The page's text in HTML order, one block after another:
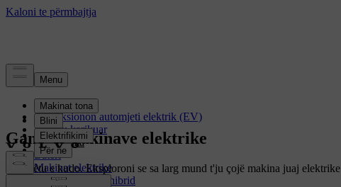
Elektrifikimi
Si funksionon automjeti elektrik (EV)
Duke u karikuar
Autonomia
Bateri
Makinat elektrike
Makinat Plug-in hibrid
Gama e makinave elektrike
Nga këtu e kudo. Eksploroni se sa larg mund t'ju çojë makina juaj elektrike